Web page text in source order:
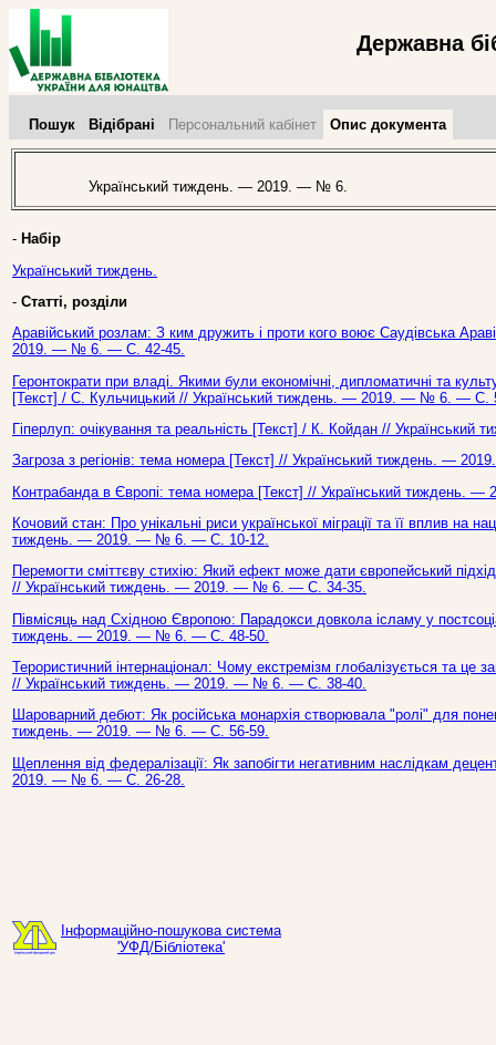
Державна
Пошук Відібрані Персональний кабінет Опис документа
Український тиждень. — 2019. — № 6.
- Набір
Український тиждень.
- Статті, розділи
Аравійський розлам: З ким дружить і проти кого воює Саудівська
2019. — № 6. — С. 42-45.
Геронтократи при владі. Якими були економічні, дипломатичні та
[Текст] / С. Кульчицький // Український тиждень. — 2019. — № 6. — С.
Гіперлуп: очікування та реальність [Текст] / К. Койдан //
Загроза з регіонів: тема номера [Текст] // Український тиждень. —
Контрабанда в Європі: тема номера [Текст] // Український
Кочовий стан: Про унікальні риси української міграції та її вплив на
тиждень. — 2019. — № 6. — С. 10-12.
Перемогти сміттєву стихію: Який ефект може дати європейський
// Український тиждень. — 2019. — № 6. — С. 34-35.
Півмісяць над Східною Європою: Парадокси довкола ісламу у
тиждень. — 2019. — № 6. — С. 48-50.
Терористичний інтернаціонал: Чому екстремізм глобалізується та це
// Український тиждень. — 2019. — № 6. — С. 38-40.
Шароварний дебют: Як російська монархія створювала "ролі" для
тиждень. — 2019. — № 6. — С. 56-59.
Щеплення від федералізації: Як запобігти негативним наслідкам
2019. — № 6. — С. 26-28.
Інформаційно-пошукова система
'УФД/Бібліотека'